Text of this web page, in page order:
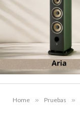
Home » Pruebas »